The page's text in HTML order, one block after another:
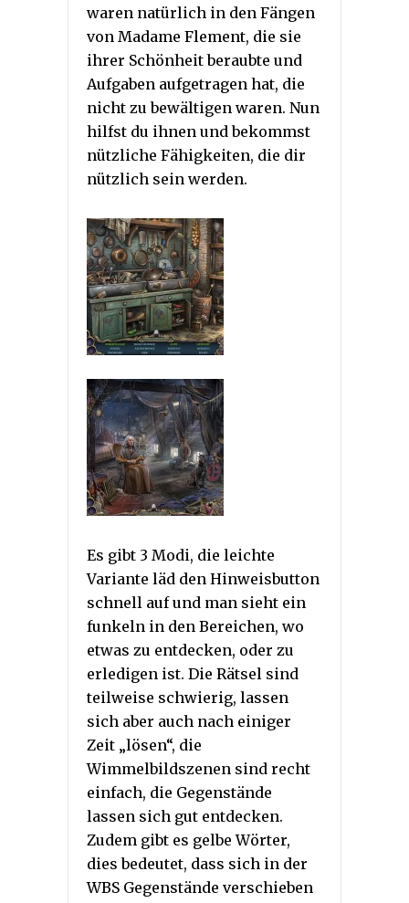
waren natürlich in den Fängen
von Madame Flement, die sie
ihrer Schönheit beraubte und
Aufgaben aufgetragen hat, die
nicht zu bewältigen waren. Nun
hilfst du ihnen und bekommst
nützliche Fähigkeiten, die dir
nützlich sein werden.
Es gibt 3 Modi, die leichte
Variante läd den Hinweisbutton
schnell auf und man sieht ein
funkeln in den Bereichen, wo
etwas zu entdecken, oder zu
erledigen ist. Die Rätsel sind
teilweise schwierig, lassen
sich aber auch nach einiger
Zeit „lösen“, die
Wimmelbildszenen sind recht
einfach, die Gegenstände
lassen sich gut entdecken.
Zudem gibt es gelbe Wörter,
dies bedeutet, dass sich in der
WBS Gegenstände verschieben